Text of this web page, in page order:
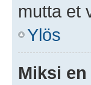
mutta et
Ylös
Miksi